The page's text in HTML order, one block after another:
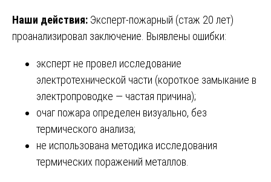
Наши действия: Эксперт-пожарный (стаж 20 лет)
проанализировал заключение. Выявлены ошибки:
эксперт не провел исследование
электротехнической части (короткое замыкание в
электропроводке — частая причина);
очаг пожара определен визуально, без
термического анализа;
не использована методика исследования
термических поражений металлов.